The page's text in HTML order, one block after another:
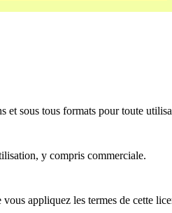
sous tous formats pour toute
y compris commerciale.
appliquez les termes de cette